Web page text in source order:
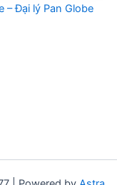
– Đại lý Pan Globe